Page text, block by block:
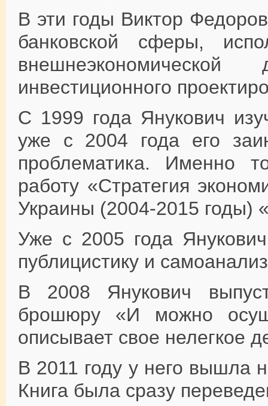
В эти годы Виктор
банковской сферы,
внешнеэкономической
инвестиционного
С 1999 года Янукович
уже с 2004 года его
проблематика. Именно
работу «Стратегия
Украины (2004-2015 годы)
Уже с 2005 года
публицистику и
В 2008 Янукович
брошюру «И можно
описывает свое нелегкое
В 2011 году у него вышла
Книга была сразу